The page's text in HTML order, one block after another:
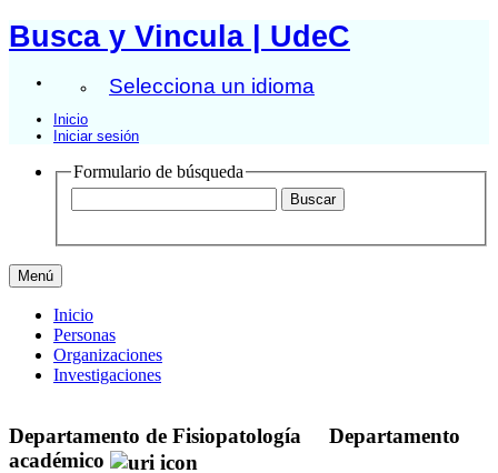
Busca y Vincula | UdeC
Selecciona un idioma
Inicio
Iniciar sesión
Formulario de búsqueda
Menú
Inicio
Personas
Organizaciones
Investigaciones
Departamento de Fisiopatología
Departamento
académico